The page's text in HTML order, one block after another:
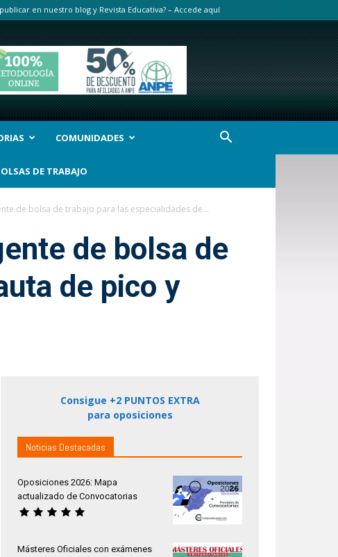
en nuestro blog y Revista Educativa? – Accede aquí
COMUNIDADES
DE TRABAJO
de bolsa de trabajo para las especialidades de...
de bolsa de
de pico y
Consigue +2 PUNTOS EXTRA
para oposiciones
Noticias Destacadas
Oposiciones 2026: Mapa
actualizado de Convocatorias
Másteres Oficiales con exámenes